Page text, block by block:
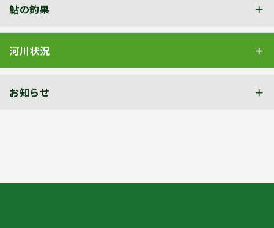
鮎の釣果
河川状況
お知らせ